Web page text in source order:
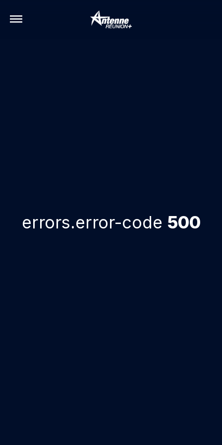
errors.error-code 500